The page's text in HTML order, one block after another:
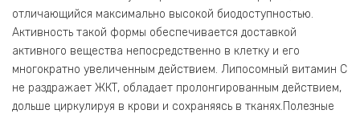
отличающийся максимально высокой биодоступностью.
Активность такой формы обеспечивается доставкой
активного вещества непосредственно в клетку и его
многократно увеличенным действием. Липосомный витамин С
не раздражает ЖКТ, обладает пролонгированным действием,
дольше циркулируя в крови и сохраняясь в тканях.Полезные